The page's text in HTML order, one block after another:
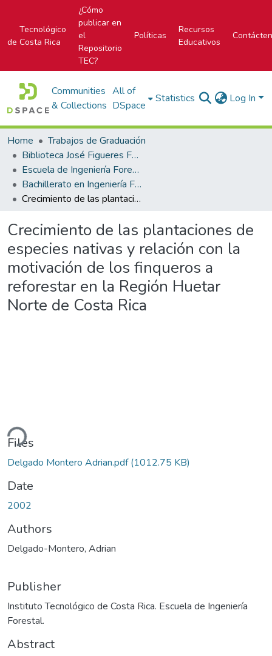
Tecnológico
de Costa Rica
¿Cómo
publicar en
el
Repositorio
TEC?
Políticas
Recursos
Educativos
Communities
& Collections
All of
DSpace
Statistics Log In
Home
Trabajos de Graduación
Biblioteca José Figueres Ferrer
Escuela de Ingeniería Forestal
Bachillerato en Ingeniería Forestal
Crecimiento de las plantaciones de especies nativas y relación con la motivación de los finqueros a reforestar en la Región Huetar Norte de Costa Rica
Crecimiento de las plantaciones de
especies nativas y relación con la
motivación de los finqueros a
reforestar en la Región Huetar
Norte de Costa Rica
Files
Delgado Montero Adrian.pdf(1012.75 KB)
Date
2002
Authors
Delgado-Montero, Adrian
Publisher
Instituto Tecnológico de Costa Rica. Escuela de Ingeniería
Forestal.
Abstract